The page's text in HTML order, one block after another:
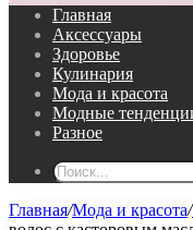
Главная
Аксессуары
Здоровье
Кулинария
Мода и красота
Модные
Разное
Главная/Мода и красота/